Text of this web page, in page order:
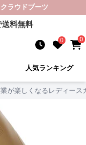
クラウドブーツ
送料無料
0 0
人気ランキング
が楽しくなるレディー